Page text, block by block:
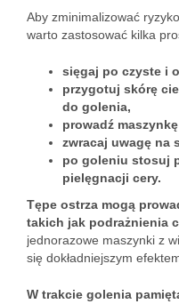
Aby zminimalizować
warto zastosować kilka
sięgaj po czyste i
przygotuj skórę
do golenia,
prowadź
zwracaj uwagę na
po goleniu stosuj
pielęgnacji cery.
Tępe ostrza mogą
takich jak podrażnienia
jednorazowe maszynki z
się dokładniejszym
W trakcie golenia